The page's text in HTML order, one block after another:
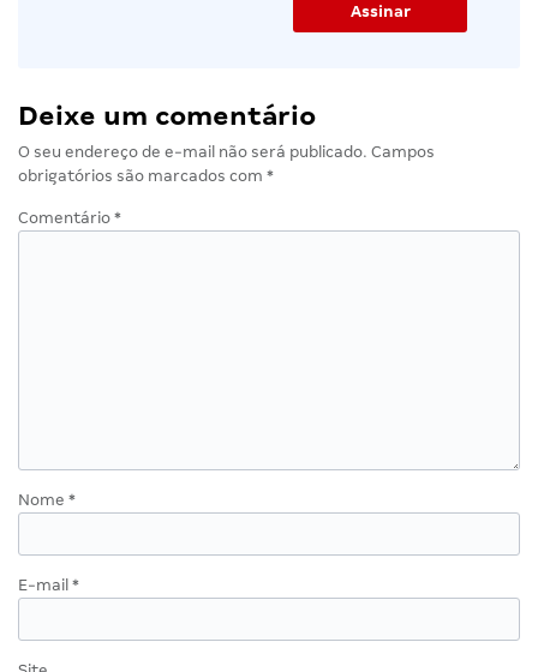
Deixe um comentário
O seu endereço de e-mail não será publicado. Campos
obrigatórios são marcados com *
Comentário *
Nome *
E-mail *